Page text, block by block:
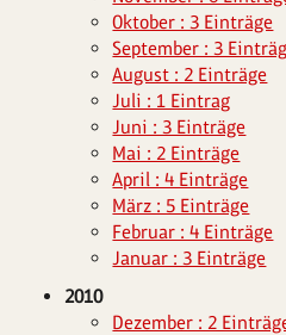
Oktober : 3 Einträge
September : 3
August : 2 Einträge
Juli : 1 Eintrag
Juni : 3 Einträge
Mai : 2 Einträge
April : 4 Einträge
März : 5 Einträge
Februar : 4 Einträge
Januar : 3 Einträge
2010
Dezember : 2